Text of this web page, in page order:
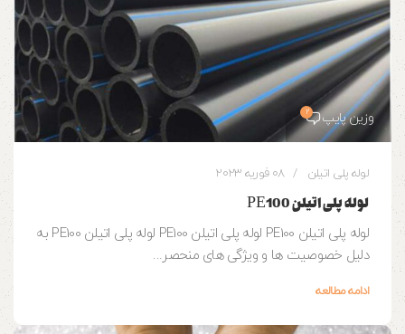
وزین پایپ 2
لوله پلی اتیلن 08 فوریه 2023
لوله پلی اتیلن PE100
لوله پلی اتیلن PE100 لوله پلی اتیلن PE100 لوله پلی اتیلن PE100 به
دلیل خصوصیت ها و ویژگی های منحصر...
ادامه مطالعه